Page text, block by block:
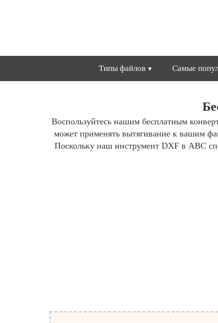
Типы файлов Самые
Воспользуйтесь нашим бесплатным
может применять вытягивание к вашим
Поскольку наш инструмент DXF в ABC